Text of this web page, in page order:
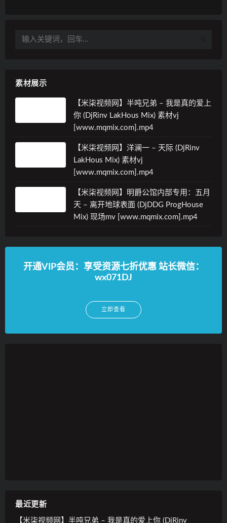
素材展示
【米柒视频网】半吨兄弟 – 我是真的爱上
你 (DjRinv LakHous Mix) 素材vj
[www.mqmix.com].mp4
【米柒视频网】洋澜一 – 天际 (DjRinv
LakHous Mix) 素材vj
[www.mqmix.com].mp4
【米柒视频网】明爵公馆内部专用：五月
天 – 离开地球表面 (DjDDG ProgHouse
Mix) 现场mv [www.mqmix.com].mp4
开通VIP会员：享受资源七折优惠 站长微信：
wx071DJ
立即查看
最近更新
【米柒视频网】半吨兄弟 – 我是真的爱上你 (DjRinv